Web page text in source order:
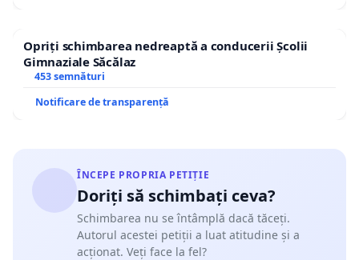
Opriți schimbarea nedreaptă a conducerii Școlii
Gimnaziale Săcălaz
453 semnături
Notificare de transparență
ÎNCEPE PROPRIA PETIȚIE
Doriți să schimbați ceva?
Schimbarea nu se întâmplă dacă tăceți.
Autorul acestei petiții a luat atitudine și a
acționat. Veți face la fel?